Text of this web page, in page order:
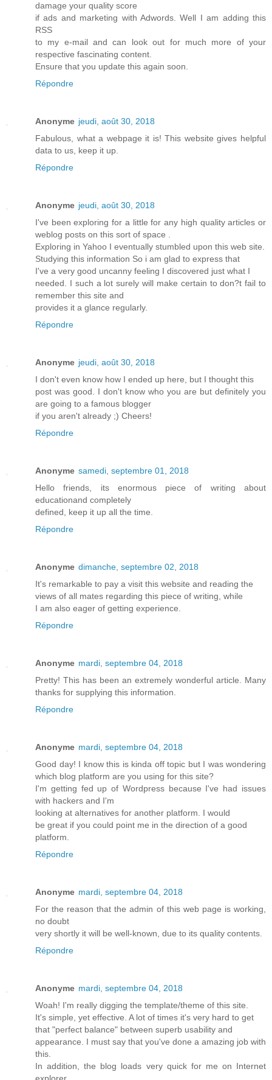
damage your quality score
if ads and marketing with Adwords. Well I am adding this
RSS
to my e-mail and can look out for much more of your
respective fascinating content.
Ensure that you update this again soon.
Répondre
Anonyme jeudi, août 30, 2018
Fabulous, what a webpage it is! This website gives helpful
data to us, keep it up.
Répondre
Anonyme jeudi, août 30, 2018
I've been exploring for a little for any high quality articles or
weblog posts on this sort of space .
Exploring in Yahoo I eventually stumbled upon this web site.
Studying this information So i am glad to express that
I've a very good uncanny feeling I discovered just what I
needed. I such a lot surely will make certain to don?t fail to
remember this site and
provides it a glance regularly.
Répondre
Anonyme jeudi, août 30, 2018
I don't even know how I ended up here, but I thought this
post was good. I don't know who you are but definitely you
are going to a famous blogger
if you aren't already ;) Cheers!
Répondre
Anonyme samedi, septembre 01, 2018
Hello friends, its enormous piece of writing about
educationand completely
defined, keep it up all the time.
Répondre
Anonyme dimanche, septembre 02, 2018
It's remarkable to pay a visit this website and reading the
views of all mates regarding this piece of writing, while
I am also eager of getting experience.
Répondre
Anonyme mardi, septembre 04, 2018
Pretty! This has been an extremely wonderful article. Many
thanks for supplying this information.
Répondre
Anonyme mardi, septembre 04, 2018
Good day! I know this is kinda off topic but I was wondering
which blog platform are you using for this site?
I'm getting fed up of Wordpress because I've had issues
with hackers and I'm
looking at alternatives for another platform. I would
be great if you could point me in the direction of a good
platform.
Répondre
Anonyme mardi, septembre 04, 2018
For the reason that the admin of this web page is working,
no doubt
very shortly it will be well-known, due to its quality contents.
Répondre
Anonyme mardi, septembre 04, 2018
Woah! I'm really digging the template/theme of this site.
It's simple, yet effective. A lot of times it's very hard to get
that "perfect balance" between superb usability and
appearance. I must say that you've done a amazing job with
this.
In addition, the blog loads very quick for me on Internet